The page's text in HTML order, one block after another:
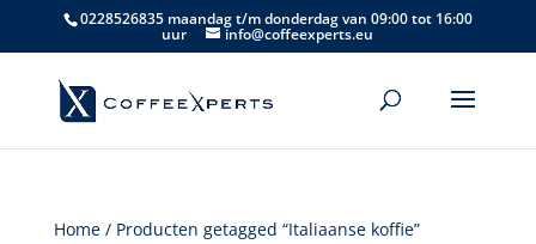
0228526835 maandag t/m donderdag van 09:00 tot 16:00
uur info@coffeexperts.eu
Home/ Producten getagged “Italiaanse koffie”